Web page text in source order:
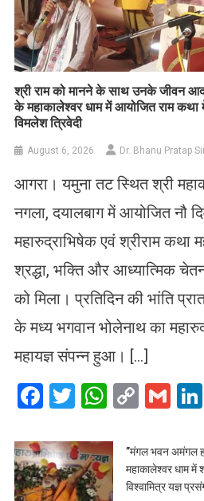
​श्री राम को मानने के साथ उनके जीवन
के महाकालेश्वर धाम में आयोजित राम
विमलेश त्रिवेदी
August 6, 2026 Dr. Bhanu Pratap
आगरा। यमुना तट स्थित श्री
नगला, दयालबाग में आयोजित नौ
महारुद्राभिषेक एवं श्रीराम कथा
श्रद्धा, भक्ति और आध्यात्मिक
को मिला। प्रतिदिन की भांति
के मध्य भगवान भोलेनाथ का
महायज्ञ संपन्न हुआ। […]
Facebook
TwitterCopy
​”मंगल भवन अमंगल
महाकालेश्वर धाम में
विश्वामित्र यज्ञ